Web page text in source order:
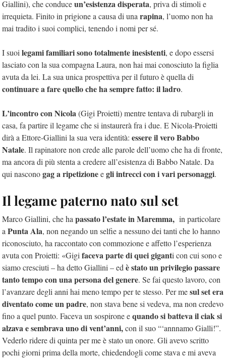
Giallini), che conduceun’esistenza disperata, priva di stimoli e
irrequieta. Finito in prigione a causa di una rapina, l’uomo non ha
mai tradito i suoi complici, tenendo i nomi per sé.
I suoi legami familiari sono totalmente inesistenti, e dopo essersi
lasciato con la sua compagna Laura, non hai mai conosciuto la figlia
avuta da lei. La sua unica prospettiva per il futuro è quella di
continuare a fare quello che ha sempre fatto: il ladro.
L’incontro con Nicola(Gigi Proietti) mentre tentava di rubargli in
casa, fa partire il legame che si instaurerà fra i due. E Nicola-Proietti
dirà a Ettore-Giallini la sua vera identità: essere il vero Babbo
Natale. Il rapinatore non crede alle parole dell’uomo che ha di fronte,
ma ancora di più stenta a credere all’esistenza di Babbo Natale. Da
qui nasconogag a ripetizioneegli intrecci con i vari personaggi.
Il legame paterno nato sul set
Marco Giallini, che ha passato l’estate in Maremma, in particolare
a Punta Ala, non negando un selfie a nessuno dei tanti che lo hanno
riconosciuto, ha raccontato con commozione e affetto l’esperienza
avuta con Proietti: «Gigi faceva parte di quei giganti con cui sono e
siamo cresciuti – ha detto Giallini – ed è stato un privilegio passare
tanto tempo con una persona del genere. Se fai questo lavoro, con
l’avanzare degli anni hai meno tempo per te stesso. Per mesul set era
diventato come un padre, non stava bene si vedeva, ma non credevo
fino a quel punto. Faceva un sospirone equando si batteva il ciak si
alzava e sembrava uno di vent’anni,con il suo “‘annnamo Gialli!”.
Vederlo ridere di quinta per me è stato un onore. Gli avevo scritto
pochi giorni prima della morte, chiedendogli come stava e mi aveva